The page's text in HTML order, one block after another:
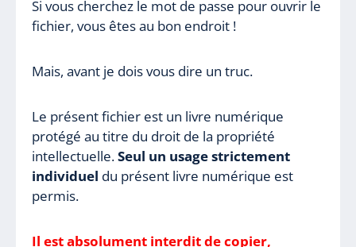
Si vous cherchez le mot de passe pour ouvrir le
fichier, vous êtes au bon endroit !
Mais, avant je dois vous dire un truc.
Le présent fichier est un livre numérique
protégé au titre du droit de la propriété
intellectuelle.Seul un usage strictement
individuel du présent livre numérique est
permis.
Il est absolument interdit de copier,